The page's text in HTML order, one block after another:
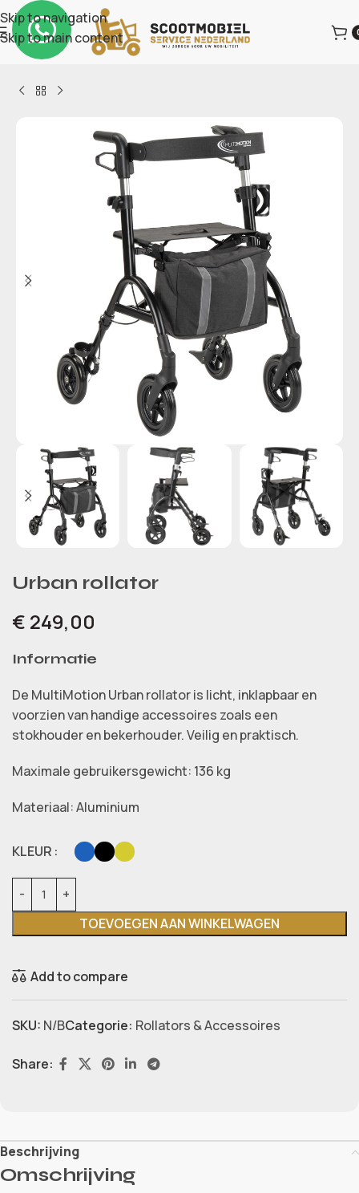
Skip to navigation
Skip to main content
Home Hulpmiddelen Rollators & Accessoires
Urban rollator
€ 249,00
Informatie
De MultiMotion Urban rollator is licht, inklapbaar en
voorzien van handige accessoires zoals een
stokhouder en bekerhouder. Veilig en praktisch.
Maximale gebruikersgewicht: 136 kg
Materiaal: Aluminium
KLEUR
TOEVOEGEN AAN WINKELWAGEN
Add to compare
SKU: N/BCategorie: Rollators & Accessoires
Share:
Beschrijving
Omschrijving